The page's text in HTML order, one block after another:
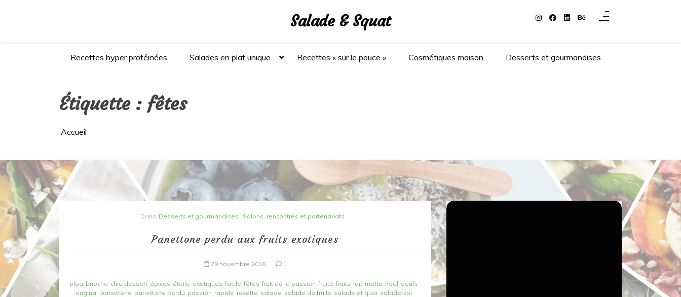
Salade & Squat
Recettes hyper protéinées Salades en plat unique Recettes « sur le pouce » Cosmétiques maison Desserts et gourmandises
Étiquette : fêtes
Accueil
Dans Desserts et gourmandises Salons, rencontres et partenariats
Panettone perdu aux fruits exotiques
29 novembre 2016 1
blog brioche chic dessert épices étoile exotiques facile fêtes fruit de la passion fruité fruits lait motta noël oeufs
original panettone panettone perdu passion rapide recette salade salade de fruits salade et quoi saladetkoi